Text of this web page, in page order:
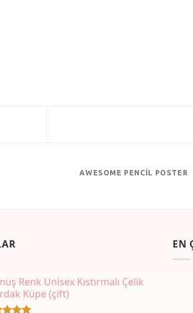
AWESOME PENCIL POSTER
Renk Unisex Kıstırmalı Çelik
Küpe (çift)
EN